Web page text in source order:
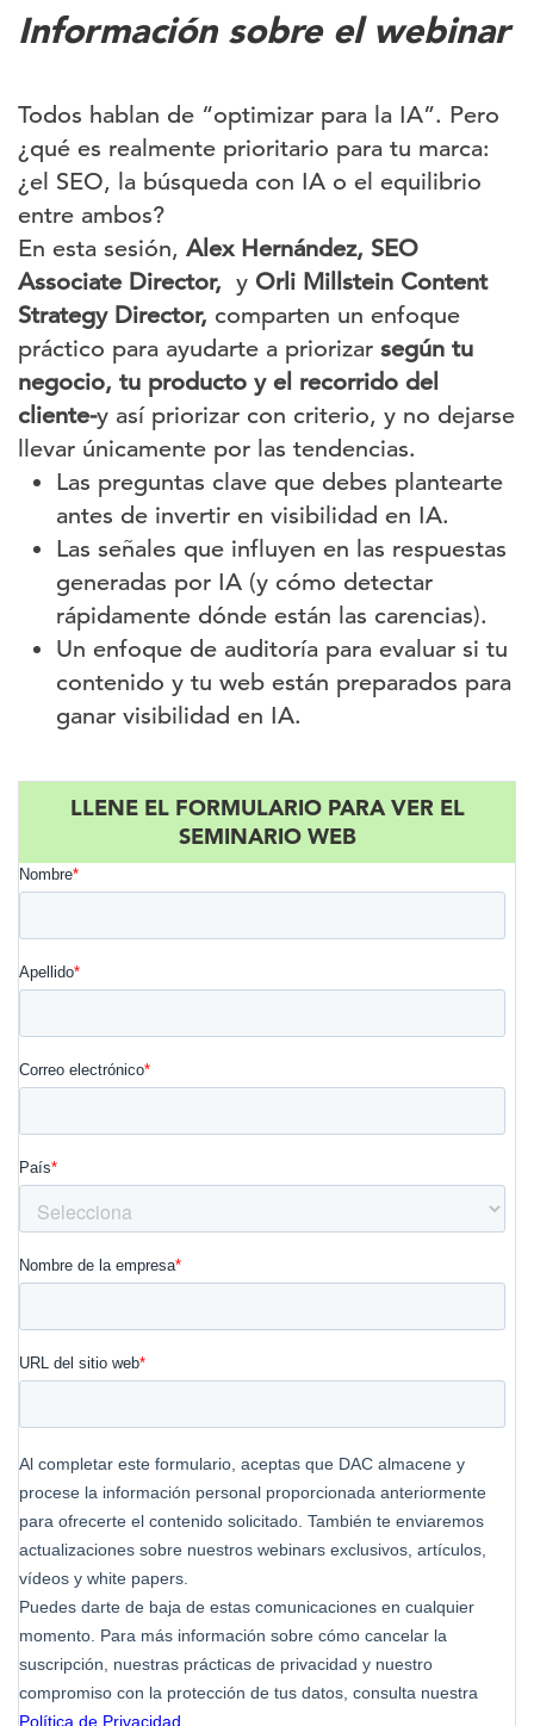
Información sobre el webinar
Todos hablan de “optimizar para la IA”. Pero
¿qué es realmente prioritario para tu marca:
¿el SEO, la búsqueda con IA o el equilibrio
entre ambos?
En esta sesión, Alex Hernández, SEO
Associate Director, y Orli Millstein Content
Strategy Director, comparten un enfoque
práctico para ayudarte a priorizar según tu
negocio, tu producto y el recorrido del
cliente-y así priorizar con criterio, y no dejarse
llevar únicamente por las tendencias.
Las preguntas clave que debes plantearte
antes de invertir en visibilidad en IA.
Las señales que influyen en las respuestas
generadas por IA (y cómo detectar
rápidamente dónde están las carencias).
Un enfoque de auditoría para evaluar si tu
contenido y tu web están preparados para
ganar visibilidad en IA.
LLENE EL FORMULARIO PARA VER EL
SEMINARIO WEB